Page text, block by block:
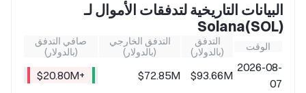
البيانات التاريخية لتدفقات الأموال لـ
Solana(SOL)
الوقت
التدفق
(بالدولار)
التدفق الخارجي
(بالدولار)
صافي التدفق
(بالدولار)
2026-08-
07
$93.66M
$72.85M
+$20.80M